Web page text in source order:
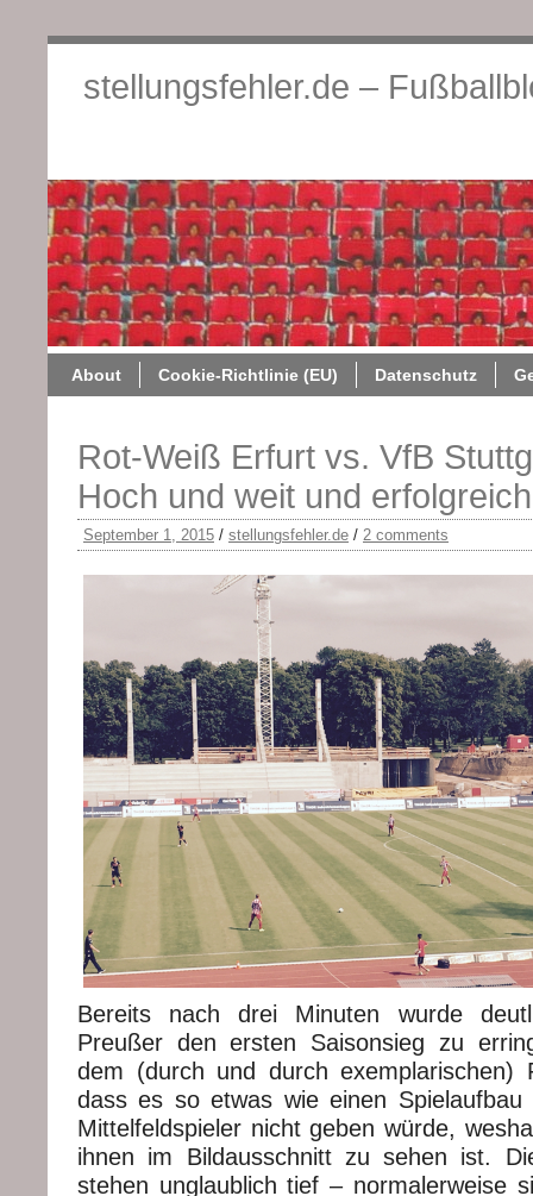
stellungsfehler.de –
About Cookie-Richtlinie (EU) Datenschutz
Rot-Weiß Erfurt vs. VfB
Hoch und weit und erfolgreich
September 1, 2015 / stellungsfehler.de / 2 comments
Bereits nach drei Minuten wurde
Preußer den ersten Saisonsieg zu
dem (durch und durch exemplarischen)
dass es so etwas wie einen Spielaufbau
Mittelfeldspieler nicht geben würde,
ihnen im Bildausschnitt zu sehen ist.
stehen unglaublich tief – normalerweise